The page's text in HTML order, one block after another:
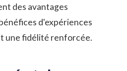
des avantages
d'expériences
une fidélité renforcée.